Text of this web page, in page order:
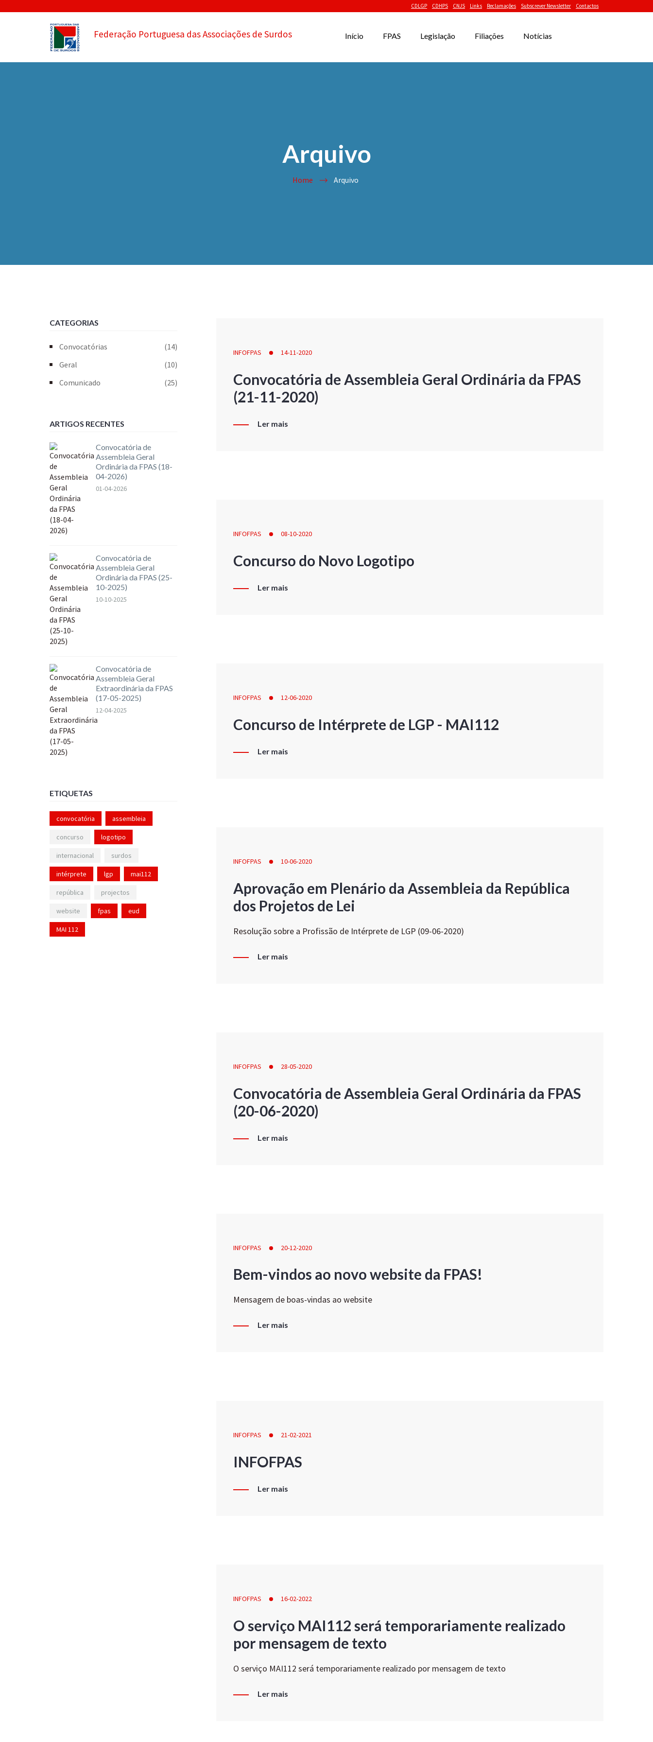
CDLGP CDHPS CNJS Links Reclamações Subscrever Newsletter Contactos
Federação Portuguesa das Associações de Surdos Início FPAS Legislação Filiações Notícias
Arquivo
Home Arquivo
INFOFPAS 14-11-2020
Convocatória de Assembleia Geral Ordinária da FPAS
(21-11-2020)
Ler mais
INFOFPAS 08-10-2020
Concurso do Novo Logotipo
Ler mais
INFOFPAS 12-06-2020
Concurso de Intérprete de LGP - MAI112
Ler mais
INFOFPAS 10-06-2020
Aprovação em Plenário da Assembleia da República
dos Projetos de Lei
Resolução sobre a Profissão de Intérprete de LGP (09-06-2020)
Ler mais
INFOFPAS 28-05-2020
Convocatória de Assembleia Geral Ordinária da FPAS
(20-06-2020)
Ler mais
INFOFPAS 20-12-2020
Bem-vindos ao novo website da FPAS!
Mensagem de boas-vindas ao website
Ler mais
INFOFPAS 21-02-2021
INFOFPAS
Ler mais
INFOFPAS 16-02-2022
O serviço MAI112 será temporariamente realizado
por mensagem de texto
O serviço MAI112 será temporariamente realizado por mensagem de texto
Ler mais
CATEGORIAS
Convocatórias
(14)
Geral
(10)
Comunicado
(25)
ARTIGOS RECENTES
Convocatória de
Assembleia Geral
Ordinária da FPAS (18-
04-2026)
01-04-2026
Convocatória de
Assembleia Geral
Ordinária da FPAS (25-
10-2025)
10-10-2025
Convocatória de
Assembleia Geral
Extraordinária da FPAS
(17-05-2025)
12-04-2025
ETIQUETAS
convocatória assembleia
concurso logotipo
internacional surdos
intérprete lgp mai112
república projectos
website fpas eud
MAI 112